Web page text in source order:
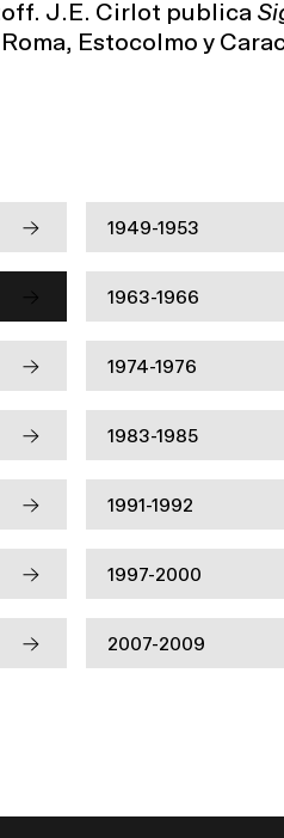
J.E. Cirlot publica
Estocolmo y
1949-1953
1963-1966
1974-1976
1983-1985
1991-1992
1997-2000
2007-2009